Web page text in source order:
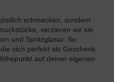
schmecken, sondern
verzieren wir sie
und Spritzglasur. So
sich perfekt als Geschenk
auf deiner eigenen